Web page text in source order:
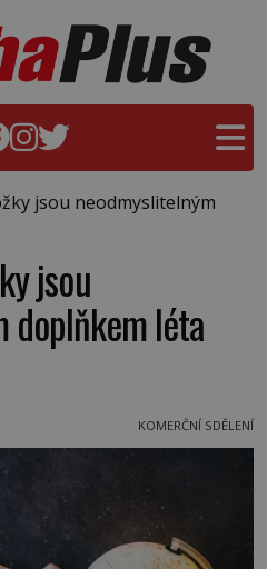
jsou neodmyslitelným
jsou
doplňkem léta
KOMERČNÍ SDĚLENÍ